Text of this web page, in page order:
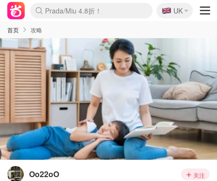
Prada/Miu 4.8折！
🇬🇧
UK
首页 攻略
Oo22oO 关注